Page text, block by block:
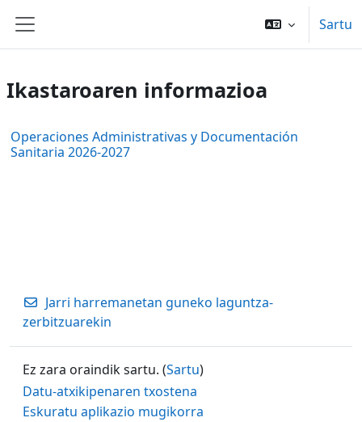
Alboko panela
Sartu
Ikastaroaren informazioa
Operaciones Administrativas y Documentación
Sanitaria 2026-2027
Jarri harremanetan guneko laguntza-
zerbitzuarekin
Ez zara oraindik sartu. (Sartu)
Datu-atxikipenaren txostena
Eskuratu aplikazio mugikorra